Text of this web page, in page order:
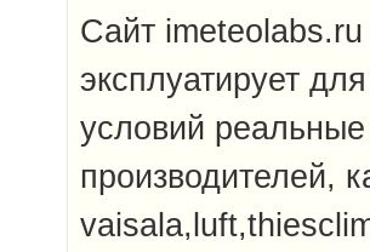
Сайт
эксплуатирует
условий
производителей,